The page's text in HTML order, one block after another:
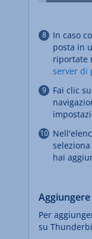
In caso
posta in
riportate
server di
Fai clic
hai
Per
su